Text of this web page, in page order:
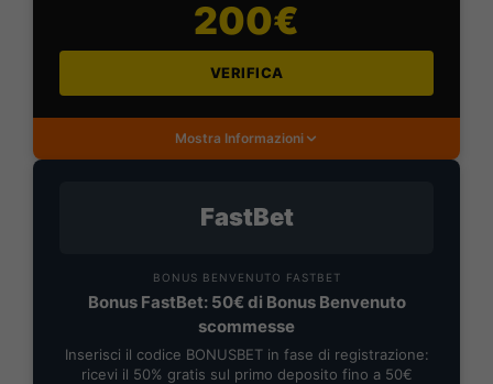
200€
VERIFICA
Mostra Informazioni
FastBet
BONUS BENVENUTO FASTBET
Bonus FastBet: 50€ di Bonus Benvenuto
scommesse
Inserisci il codice BONUSBET in fase di registrazione:
ricevi il 50% gratis sul primo deposito fino a 50€